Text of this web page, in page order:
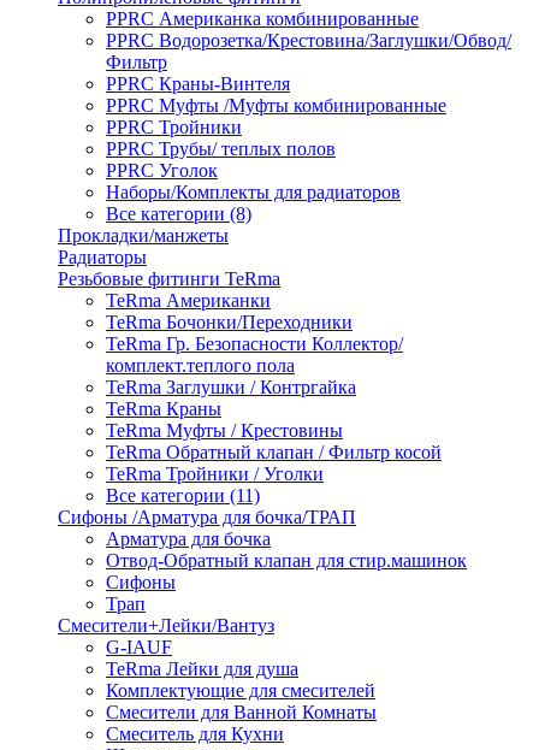
PPRC Американка комбинированные
PPRC Водорозетка/Крестовина/Заглушки/Обвод/
Фильтр
PPRC Краны-Винтеля
PPRC Муфты /Муфты комбинированные
PPRC Тройники
PPRC Трубы/ теплых полов
PPRC Уголок
Наборы/Комплекты для радиаторов
Все категории (8)
Прокладки/манжеты
Радиаторы
Резьбовые фитинги TeRma
TeRma Американки
TeRma Бочонки/Переходники
TeRma Гр. Безопасности Коллектор/
комплект.теплого пола
TeRma Заглушки / Контргайка
TeRma Краны
TeRma Муфты / Крестовины
TeRma Обратный клапан / Фильтр косой
TeRma Тройники / Уголки
Все категории (11)
Сифоны /Арматура для бочка/ТРАП
Арматура для бочка
Отвод-Обратный клапан для стир.машинок
Сифоны
Трап
Смесители+Лейки/Вантуз
G-IAUF
TeRma Лейки для душа
Комплектующие для смесителей
Смесители для Ванной Комнаты
Смеситель для Кухни